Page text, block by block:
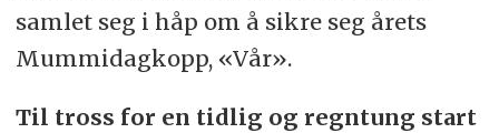
samlet seg i håp om å sikre seg årets
Mummidagkopp, «Vår».
Til tross for en tidlig og regntung start